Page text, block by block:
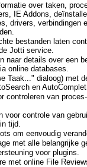
over taken,
IE Addons,
drivers, verbindingen
bestanden laten
Jotti service.
naar details over een
online databases.
Taak..." dialoog) met
en
controleren van proces-
voor controle van
tijd.
om eenvoudig
met alle belangrijke
voor plugins.
met online File